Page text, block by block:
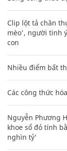
Clip lột tả chân
mèo', người tinh
con
Nhiều điểm bất
Các công thức
Nguyễn Phương
khoe sổ đỏ tính
nghìn tỷ'